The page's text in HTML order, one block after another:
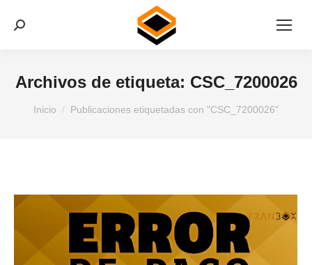
Buscar:
Archivos de etiqueta: CSC_7200026
Inicio Publicaciones etiquetadas con "CSC_7200026"